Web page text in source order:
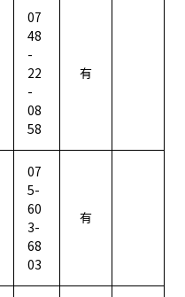
07
48
-
22
-
08
58
有
07
5-
60
3-
68
03
有